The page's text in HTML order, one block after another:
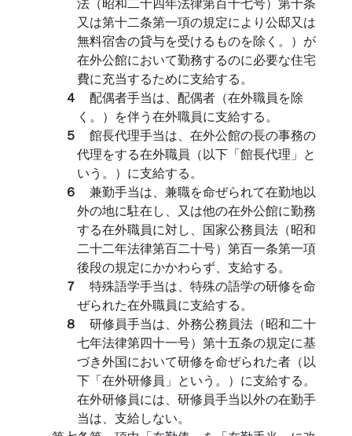
又は第十二条第一項の規定により公邸又は
無料宿舎の貸与を受けるものを除く。）が
在外公館において勤務するのに必要な住宅
費に充当するために支給する。
４ 配偶者手当は、配偶者（在外職員を除
く。）を伴う在外職員に支給する。
５ 館長代理手当は、在外公館の長の事務の
代理をする在外職員（以下「館長代理」と
いう。）に支給する。
６ 兼勤手当は、兼職を命ぜられて在勤地以
外の地に駐在し、又は他の在外公館に勤務
する在外職員に対し、国家公務員法（昭和
二十二年法律第百二十号）第百一条第一項
後段の規定にかかわらず、支給する。
７ 特殊語学手当は、特殊の語学の研修を命
ぜられた在外職員に支給する。
８ 研修員手当は、外務公務員法（昭和二十
七年法律第四十一号）第十五条の規定に基
づき外国において研修を命ぜられた者（以
下「在外研修員」という。）に支給する。
在外研修員には、研修員手当以外の在勤手
当は、支給しない。